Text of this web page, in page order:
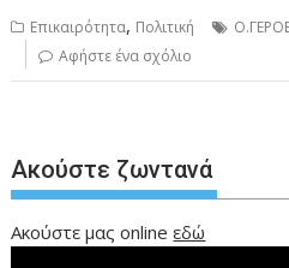
Επικαιρότητα, Πολιτική
Αφήστε ένα σχόλιο
Ακούστε ζωντανά
Ακούστε μας onlineεδώ